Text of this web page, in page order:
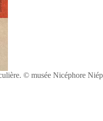
© musée Nicéphore